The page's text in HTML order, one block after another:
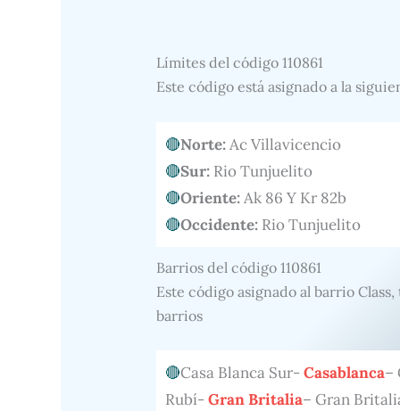
Límites del código 110861
Este código está asignado a la
Norte:Ac Villavicencio
Sur: Rio Tunjuelito
Oriente:Ak 86 Y Kr 82b
Occidente: Rio Tunjuelito
Barrios del código 110861
Este código asignado al barrio
barrios
Casa Blanca Sur- Casablanca–
Rubí- Gran Britalia– Gran